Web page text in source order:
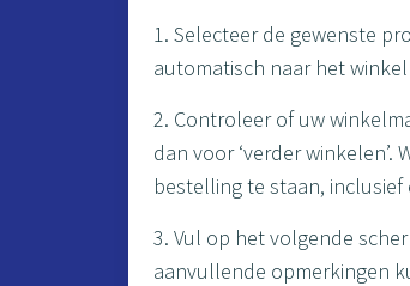
1. Selecteer de gewenste
automatisch naar het
2. Controleer of uw
dan voor ‘verder
bestelling te staan, inclusief
3. Vul op het volgende
aanvullende opmerkingen